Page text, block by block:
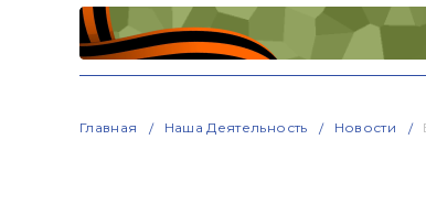
Главная Наша Деятельность Новости